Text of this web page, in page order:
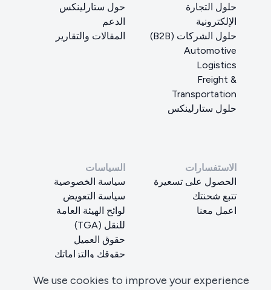
We use cookies to improve your experience
حلول التجارة
الإلكترونية
حلول الشركات (B2B)
Automotive
Logistics
Freight &
Transportation
حلول ستارلينكس
حول ستارلينكس
الدعم
المقالات والتقارير
الاستفسارات
الحصول على تسعيرة
تتبع شحنتك
اعمل معنا
السياسات
سياسة الخصوصية
سياسة التعويض
لوائح الهيئة العامة
للنقل (TGA)
حقوق العميل
حقوقك والتزاماتك